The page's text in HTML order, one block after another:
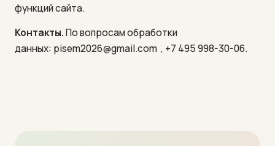
функций сайта.
Контакты.По вопросам обработки
данных: pisem2026@gmail.com , +7 495 998-30-06.